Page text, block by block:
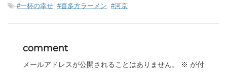
-#一杯の幸せ #喜多方ラーメン #河京
comment
メールアドレスが公開されることはありません。 ※ が付